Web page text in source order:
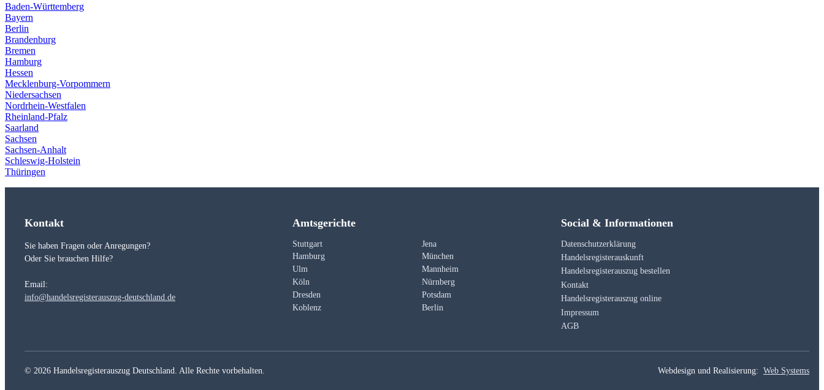
Baden-Württemberg
Bayern
Berlin
Brandenburg
Bremen
Hamburg
Hessen
Mecklenburg-Vorpommern
Niedersachsen
Nordrhein-Westfalen
Rheinland-Pfalz
Saarland
Sachsen
Sachsen-Anhalt
Schleswig-Holstein
Thüringen
Kontakt
Sie haben Fragen oder Anregungen?
Oder Sie brauchen Hilfe?
Email:
info@handelsregisterauszug-deutschland.de
Amtsgerichte
Stuttgart
Jena
Hamburg
München
Ulm
Mannheim
Köln
Nürnberg
Dresden
Potsdam
Koblenz
Berlin
Social & Informationen
Datenschutzerklärung
Handelsregisterauskunft
Handelsregisterauszug bestellen
Kontakt
Handelsregisterauszug online
Impressum
AGB
© 2026 Handelsregisterauszug Deutschland. Alle Rechte vorbehalten. Webdesign und Realisierung: Web Systems